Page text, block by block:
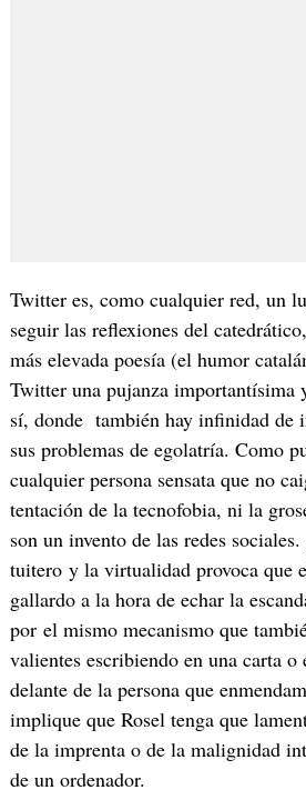
Twitter es, como cualquier red, un
seguir las reflexiones del
más elevada poesía (el humor
Twitter una pujanza importantísima
sí, donde también hay infinidad de
sus problemas de egolatría. Como
cualquier persona sensata que no
tentación de la tecnofobia, ni la
son un invento de las redes
tuitero y la virtualidad provoca que
gallardo a la hora de echar la
por el mismo mecanismo que
valientes escribiendo en una carta
delante de la persona que
implique que Rosel tenga que
de la imprenta o de la malignidad
de un ordenador.